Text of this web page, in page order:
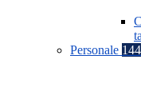
Personale 144